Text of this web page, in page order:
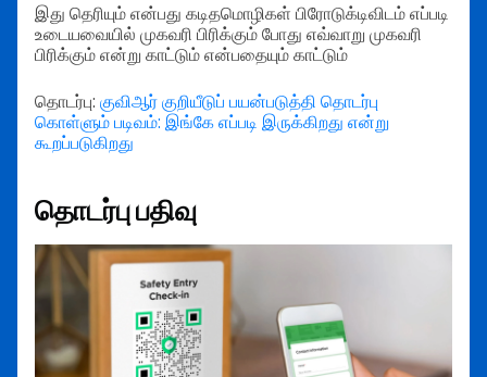
இது தெரியும் என்பது கடிதமொழிகள் பிரோடுக்டிவிடம் எப்படி
உடையவையில் முகவரி பிரிக்கும் போது எவ்வாறு முகவரி
பிரிக்கும் என்று காட்டும் என்பதையும் காட்டும்
தொடர்பு: குவிஆர் குறியீடுப் பயன்படுத்தி தொடர்பு
கொள்ளும் படிவம்: இங்கே எப்படி இருக்கிறது என்று
கூறப்படுகிறது
தொடர்பு பதிவு